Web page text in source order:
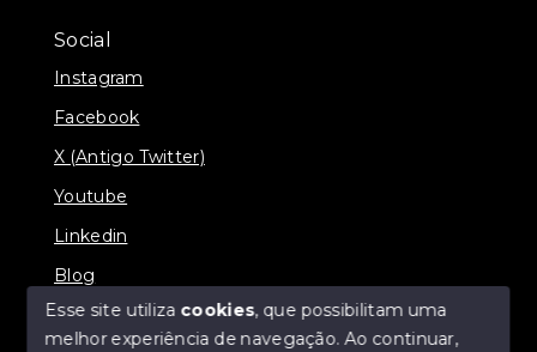
Social
Instagram
Facebook
X (Antigo Twitter)
Youtube
Linkedin
Blog
Esse site utiliza cookies, que possibilitam uma
melhor experiência de navegação.Ao continuar,